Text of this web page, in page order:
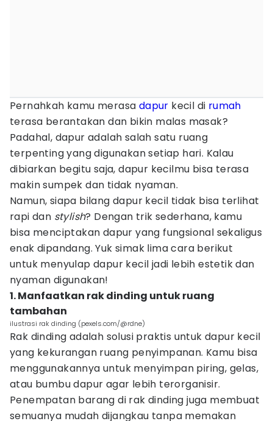
Pernahkah kamu merasa dapur kecil di rumah
terasa berantakan dan bikin malas masak?
Padahal, dapur adalah salah satu ruang
terpenting yang digunakan setiap hari. Kalau
dibiarkan begitu saja, dapur kecilmu bisa terasa
makin sumpek dan tidak nyaman.
Namun, siapa bilang dapur kecil tidak bisa terlihat
rapi dan stylish? Dengan trik sederhana, kamu
bisa menciptakan dapur yang fungsional sekaligus
enak dipandang. Yuk simak lima cara berikut
untuk menyulap dapur kecil jadi lebih estetik dan
nyaman digunakan!
1. Manfaatkan rak dinding untuk ruang
tambahan
ilustrasi rak dinding (pexels.com/@rdne)
Rak dinding adalah solusi praktis untuk dapur kecil
yang kekurangan ruang penyimpanan. Kamu bisa
menggunakannya untuk menyimpan piring, gelas,
atau bumbu dapur agar lebih terorganisir.
Penempatan barang di rak dinding juga membuat
semuanya mudah dijangkau tanpa memakan